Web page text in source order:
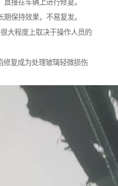
接在车辆上进行修复。
保持效果，不易复发。
大程度上取决于操作人员的
修复成为处理玻璃轻微损伤